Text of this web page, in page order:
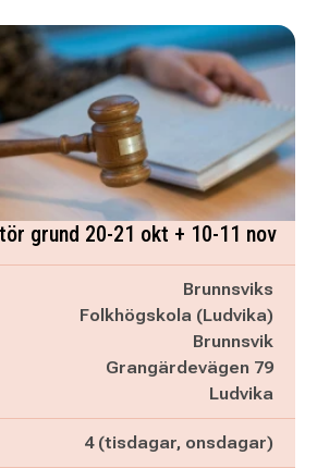
grund 20-21 okt + 10-11 nov
Brunnsviks
Folkhögskola (Ludvika)
Brunnsvik
Grangärdevägen 79
Ludvika
4 (tisdagar, onsdagar)